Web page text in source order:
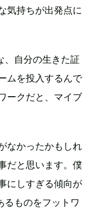
気持ちが出発点に
、自分の生きた証
ムを投入するんで
ークだと、マイブ
なかったかもしれ
だと思います。僕
にしすぎる傾向が
るものをフットワ